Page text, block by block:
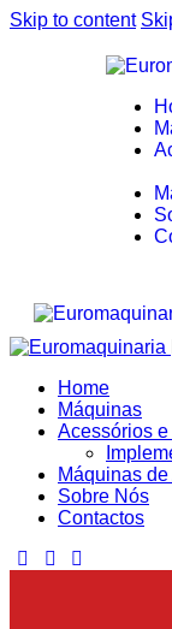
Skip to content
Home
Máquinas
Acessórios
Máquinas
Sobre Nós
Contactos